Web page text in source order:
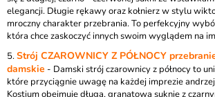
elegancji. Długie rękawy oraz kołnierz w stylu
mroczny charakter przebrania. To perfekcyjny
która chce zaskoczyć innych swoim wyglądem na
5.Strój CZAROWNICY Z PÓŁNOCY
damskie - Damski strój czarownicy z północy to
które przyciągnie uwagę na każdej imprezie
Kostium obejmuje długą, granatową suknię z